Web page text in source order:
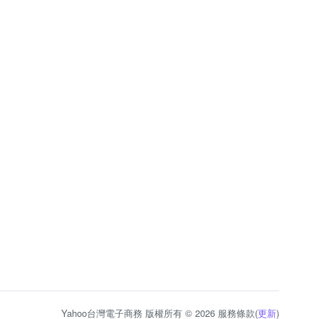
Yahoo台灣電子商務 版權所有 © 2026 服務條款(更新)